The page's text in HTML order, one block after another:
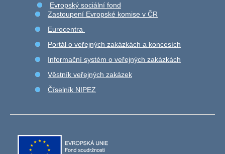
Evropský sociální fond
Zastoupení Evropské komise v ČR
Eurocentra
Portál o veřejných zakázkách a koncesích
Informační systém o veřejných zakázkách
Věstník veřejných zakázek
Číselník NIPEZ